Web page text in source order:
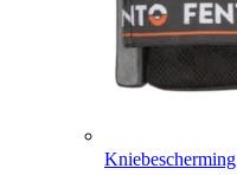
Kniebescherming